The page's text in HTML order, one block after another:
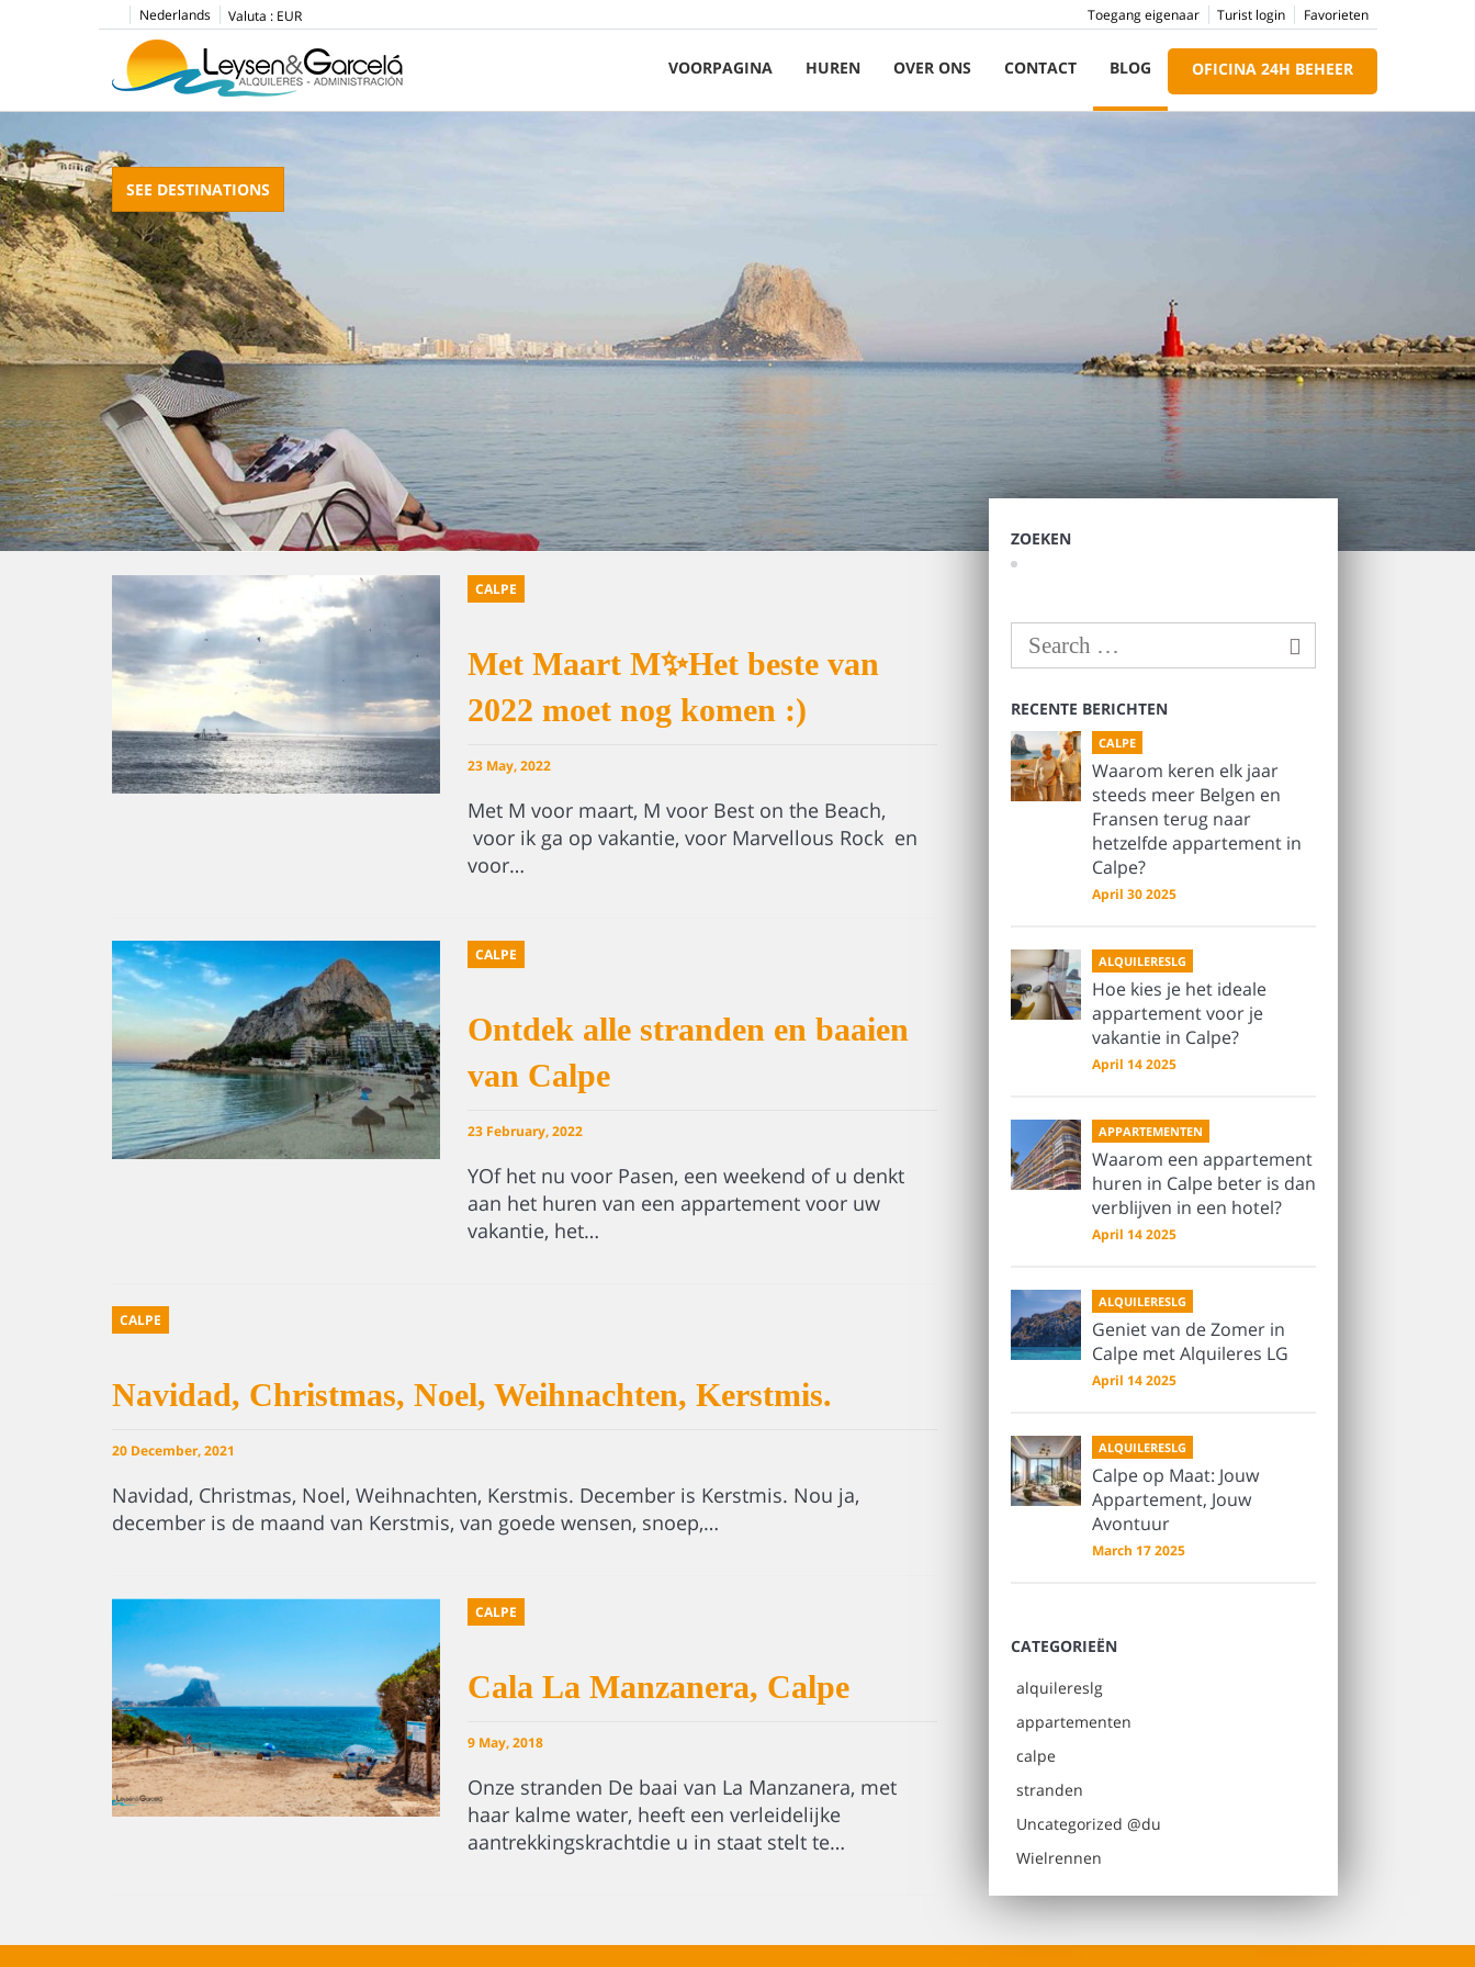
Nederlands Valuta : EUR Favorieten
Turist login
Toegang eigenaar
VOORPAGINA HUREN OVER ONS CONTACT BLOG OFICINA 24H BEHEER
SEE DESTINATIONS
CALPE
Met Maart M✨Het beste van
2022 moet nog komen :)
23 May, 2022
Met M voor maart, M voor Best on the Beach,
voor ik ga op vakantie, voor Marvellous Rock en
voor…
CALPE
Ontdek alle stranden en baaien
van Calpe
23 February, 2022
YOf het nu voor Pasen, een weekend of u denkt
aan het huren van een appartement voor uw
vakantie, het…
CALPE
Navidad, Christmas, Noel, Weihnachten, Kerstmis.
20 December, 2021
Navidad, Christmas, Noel, Weihnachten, Kerstmis. December is Kerstmis. Nou ja,
december is de maand van Kerstmis, van goede wensen, snoep,…
CALPE
Cala La Manzanera, Calpe
9 May, 2018
Onze stranden De baai van La Manzanera, met
haar kalme water, heeft een verleidelijke
aantrekkingskrachtdie u in staat stelt te…
ZOEKEN
RECENTE BERICHTEN
CALPE
Waarom keren elk jaar
steeds meer Belgen en
Fransen terug naar
hetzelfde appartement in
Calpe?
April 30 2025
ALQUILERESLG
Hoe kies je het ideale
appartement voor je
vakantie in Calpe?
April 14 2025
APPARTEMENTEN
Waarom een appartement
huren in Calpe beter is dan
verblijven in een hotel?
April 14 2025
ALQUILERESLG
Geniet van de Zomer in
Calpe met Alquileres LG
April 14 2025
ALQUILERESLG
Calpe op Maat: Jouw
Appartement, Jouw
Avontuur
March 17 2025
CATEGORIEËN
alquilereslg
appartementen
calpe
stranden
Uncategorized @du
Wielrennen